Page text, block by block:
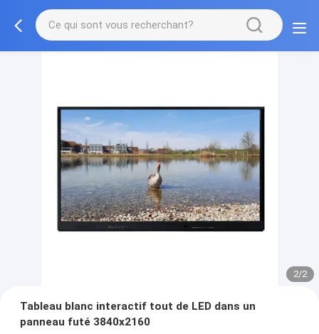
2/2
Tableau blanc interactif tout de LED dans un
panneau futé 3840x2160